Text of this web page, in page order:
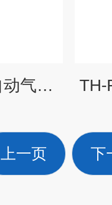
TH-FB01S防爆型自动气象站 TH-
上一页 下